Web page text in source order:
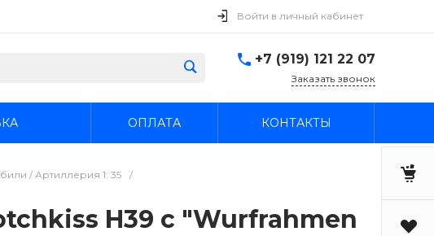
Войти в личный кабинет
+7 (919) 121 22 07
Заказать звонок
ОПЛАТА КОНТАКТЫ
/ Артиллерия 1: 35
/
H39 с "Wurfrahmen